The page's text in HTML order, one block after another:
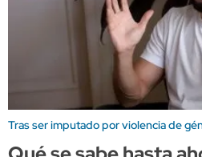
Tras ser imputado por violencia de